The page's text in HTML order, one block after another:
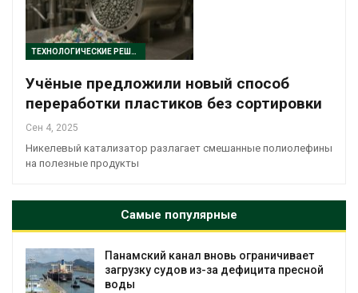
ТЕХНОЛОГИЧЕСКИЕ РЕШЕНИЯ
Учёные предложили новый способ
переработки пластиков без сортировки
Сен 4, 2025
Никелевый катализатор разлагает смешанные полиолефины
на полезные продукты
Самые популярные
Панамский канал вновь ограничивает
загрузку судов из-за дефицита пресной
воды